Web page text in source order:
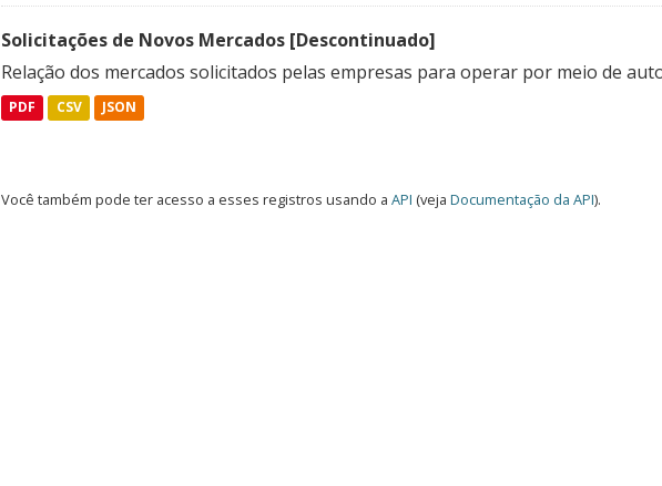
Solicitações de Novos Mercados [Descontinuado]
Relação dos mercados solicitados pelas empresas para operar por meio de
PDF CSV JSON
Você também pode ter acesso a esses registros usando a API (veja Documentação da API).